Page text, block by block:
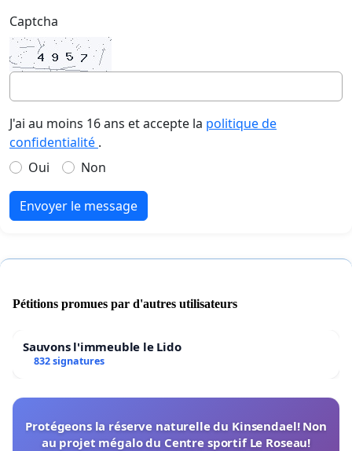
Captcha
J'ai au moins 16 ans et accepte la politique de
confidentialité .
Oui
Non
Envoyer le message
Pétitions promues par d'autres utilisateurs
Sauvons l'immeuble le Lido
832 signatures
Protégeons la réserve naturelle du Kinsendael! Non
au projet mégalo du Centre sportif Le Roseau!